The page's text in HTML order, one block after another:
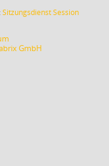
SitzungsdienstSession(Wird in
GmbH